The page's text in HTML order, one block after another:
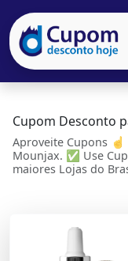
Cupom Desconto
Aproveite Cupons ☝
Mounjax. ✅ Use
maiores Lojas do